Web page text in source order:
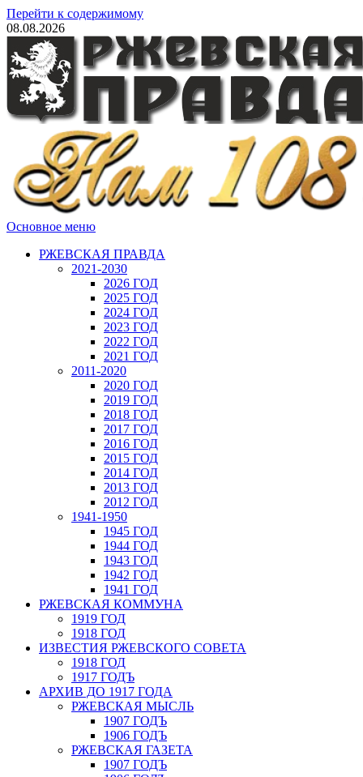
Перейти к содержимому
08.08.2026
Основное меню
РЖЕВСКАЯ ПРАВДА
2021-2030
2026 ГОД
2025 ГОД
2024 ГОД
2023 ГОД
2022 ГОД
2021 ГОД
2011-2020
2020 ГОД
2019 ГОД
2018 ГОД
2017 ГОД
2016 ГОД
2015 ГОД
2014 ГОД
2013 ГОД
2012 ГОД
1941-1950
1945 ГОД
1944 ГОД
1943 ГОД
1942 ГОД
1941 ГОД
РЖЕВСКАЯ КОММУНА
1919 ГОД
1918 ГОД
ИЗВЕСТИЯ РЖЕВСКОГО СОВЕТА
1918 ГОД
1917 ГОДЪ
АРХИВ ДО 1917 ГОДА
РЖЕВСКАЯ МЫСЛЬ
1907 ГОДЪ
1906 ГОДЪ
РЖЕВСКАЯ ГАЗЕТА
1907 ГОДЪ